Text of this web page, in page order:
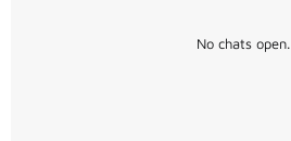
No chats open.